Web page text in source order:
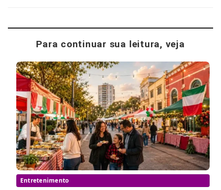
Para continuar sua leitura, veja
Entretenimento